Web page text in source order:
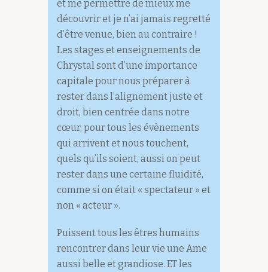
et me permettre de mieux me
découvrir et je n’ai jamais regretté
d’être venue, bien au contraire !
Les stages et enseignements de
Chrystal sont d’une importance
capitale pour nous préparer à
rester dans l’alignement juste et
droit, bien centrée dans notre
cœur, pour tous les évènements
qui arrivent et nous touchent,
quels qu’ils soient, aussi on peut
rester dans une certaine fluidité,
comme si on était « spectateur » et
non « acteur ».
Puissent tous les êtres humains
rencontrer dans leur vie une Ame
aussi belle et grandiose. ET les